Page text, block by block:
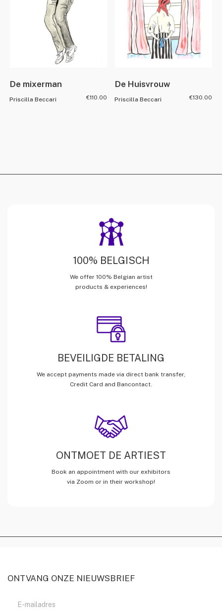
De mixerman
Priscilla Beccari €110.00
De Huisvrouw
Priscilla Beccari €130.00
100% BELGISCH
We offer 100% Belgian artist
products & experiences!
BEVEILIGDE BETALING
We accept payments made via direct bank transfer,
Credit Card and Bancontact.
ONTMOET DE ARTIEST
Book an appointment with our exhibitors
via Zoom or in their workshop!
ONTVANG ONZE NIEUWSBRIEF